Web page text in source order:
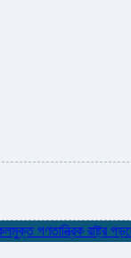
রাষ্ট্র গড়তে